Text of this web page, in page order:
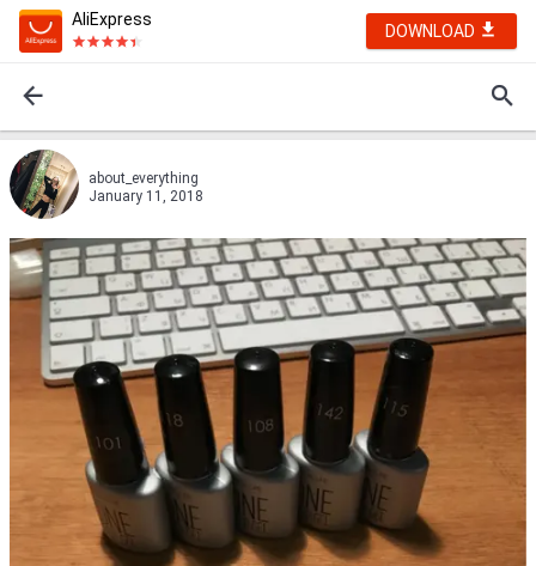
AliExpress
DOWNLOAD
about_everything
January 11, 2018